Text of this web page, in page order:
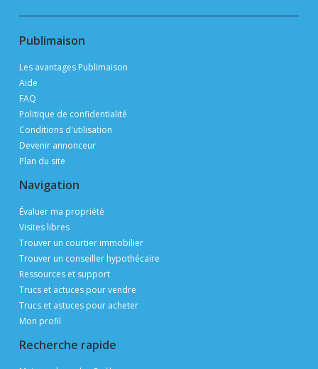
Publimaison
Les avantages Publimaison
Aide
FAQ
Politique de confidentialité
Conditions d'utilisation
Devenir annonceur
Plan du site
Navigation
Évaluer ma propriété
Visites libres
Trouver un courtier immobilier
Trouver un conseiller hypothécaire
Ressources et support
Trucs et actuces pour vendre
Trucs et astuces pour acheter
Mon profil
Recherche rapide